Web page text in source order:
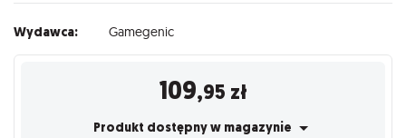
Wydawca: Gamegenic
109,95 zł
Produkt dostępny w magazynie